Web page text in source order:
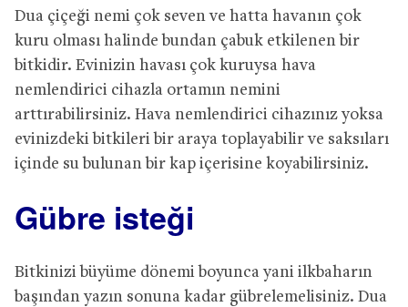
Dua çiçeği nemi çok seven ve hatta havanın çok
kuru olması halinde bundan çabuk etkilenen bir
bitkidir. Evinizin havası çok kuruysa hava
nemlendirici cihazla ortamın nemini
arttırabilirsiniz. Hava nemlendirici cihazınız yoksa
evinizdeki bitkileri bir araya toplayabilir ve saksıları
içinde su bulunan bir kap içerisine koyabilirsiniz.
Gübre isteği
Bitkinizi büyüme dönemi boyunca yani ilkbaharın
başından yazın sonuna kadar gübrelemelisiniz. Dua